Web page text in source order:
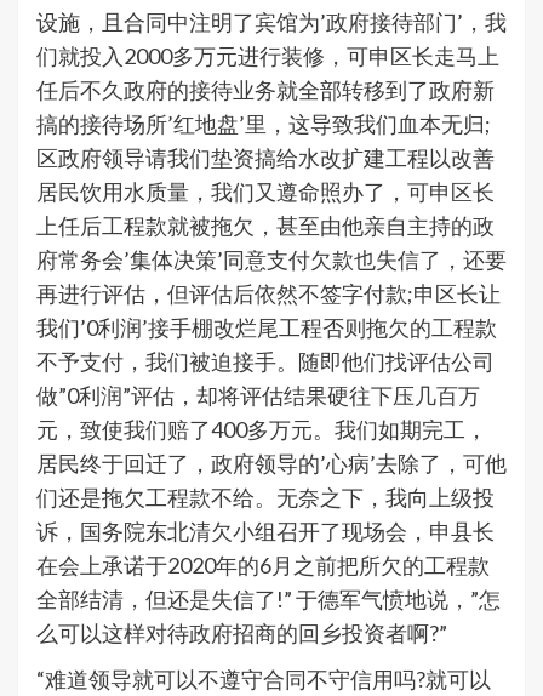
设施，且合同中注明了宾馆为’政府接待部门’，我
们就投入2000多万元进行装修，可申区长走马上
任后不久政府的接待业务就全部转移到了政府新
搞的接待场所’红地盘’里，这导致我们血本无归;
区政府领导请我们垫资搞给水改扩建工程以改善
居民饮用水质量，我们又遵命照办了，可申区长
上任后工程款就被拖欠，甚至由他亲自主持的政
府常务会’集体决策’同意支付欠款也失信了，还要
再进行评估，但评估后依然不签字付款;申区长让
我们’0利润’接手棚改烂尾工程否则拖欠的工程款
不予支付，我们被迫接手。随即他们找评估公司
做”0利润”评估，却将评估结果硬往下压几百万
元，致使我们赔了400多万元。我们如期完工，
居民终于回迁了，政府领导的’心病’去除了，可他
们还是拖欠工程款不给。无奈之下，我向上级投
诉，国务院东北清欠小组召开了现场会，申县长
在会上承诺于2020年的6月之前把所欠的工程款
全部结清，但还是失信了!” 于德军气愤地说，”怎
么可以这样对待政府招商的回乡投资者啊?”
“难道领导就可以不遵守合同不守信用吗?就可以